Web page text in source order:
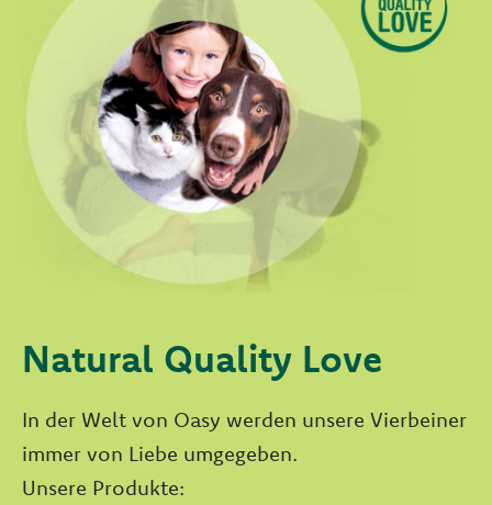
Natural Quality Love
In der Welt von Oasy werden unsere Vierbeiner
immer von Liebe umgegeben.
Unsere Produkte: